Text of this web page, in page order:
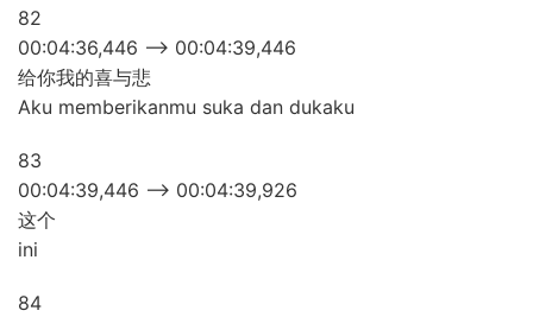
82
00:04:36,446 –> 00:04:39,446
给你我的喜与悲
Aku memberikanmu suka dan dukaku
83
00:04:39,446 –> 00:04:39,926
这个
ini
84